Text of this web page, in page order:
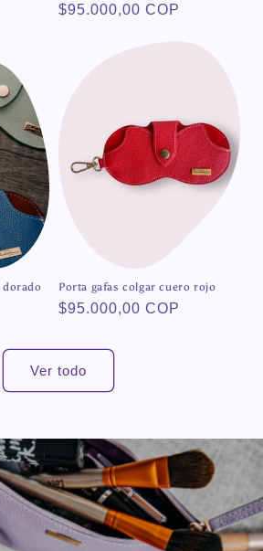
Precio
$95.000,00 COP
dorado Porta gafas colgar cuero rojo
Precio
$95.000,00 COP
Ver todo